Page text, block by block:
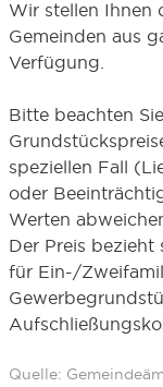
Wir stellen Ihnen
Gemeinden aus
Verfügung.
Bitte beachten
speziellen Fall
oder
Werten
Der Preis
für Ein-/
Quelle: